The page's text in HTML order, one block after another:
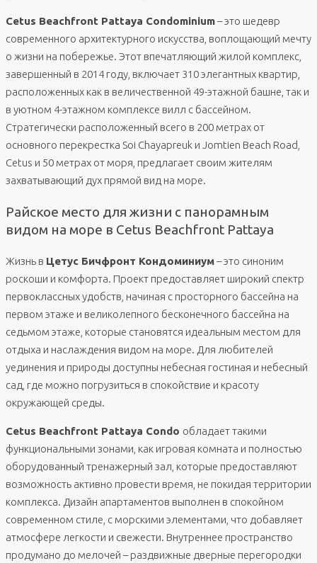
Cetus Beachfront Pattaya Condominium– это шедевр
современного архитектурного искусства, воплощающий мечту
о жизни на побережье. Этот впечатляющий жилой комплекс,
завершенный в 2014 году, включает 310 элегантных квартир,
расположенных как в величественной 49-этажной башне, так и
в уютном 4-этажном комплексе вилл с бассейном.
Стратегически расположенный всего в 200 метрах от
основного перекрестка Soi Chayapreuk и Jomtien Beach Road,
Cetus и 50 метрах от моря, предлагает своим жителям
захватывающий дух прямой вид на море.
Райское место для жизни с панорамным
видом на море в Cetus Beachfront Pattaya
Жизнь в Цетус Бичфронт Кондоминиум– это синоним
роскоши и комфорта. Проект предоставляет широкий спектр
первоклассных удобств, начиная с просторного бассейна на
первом этаже и великолепного бесконечного бассейна на
седьмом этаже, которые становятся идеальным местом для
отдыха и наслаждения видом на море. Для любителей
уединения и природы доступны небесная гостиная и небесный
сад, где можно погрузиться в спокойствие и красоту
окружающей среды.
Cetus Beachfront Pattaya Condo обладает такими
функциональными зонами, как игровая комната и полностью
оборудованный тренажерный зал, которые предоставляют
возможность активно провести время, не покидая территории
комплекса. Дизайн апартаментов выполнен в спокойном
современном стиле, с морскими элементами, что добавляет
атмосфере легкости и свежести. Внутреннее пространство
продумано до мелочей – раздвижные дверные перегородки